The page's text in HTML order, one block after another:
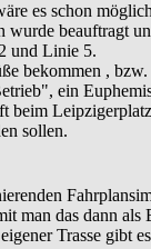
es schon
wurde beauftragt
und Linie 5.
bekommen ,
ein
beim
sollen.
man das dann
Trasse gibt